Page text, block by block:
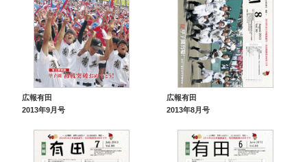
広報有田
2013年9月号
広報有田
2013年8月号